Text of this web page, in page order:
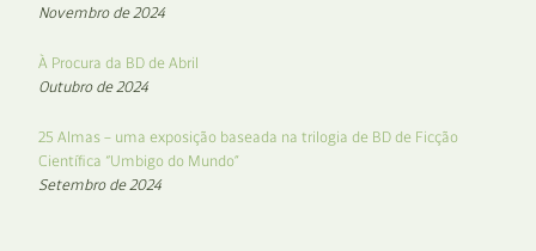
Novembro de 2024
À Procura da BD de Abril
Outubro de 2024
25 Almas – uma exposição baseada na trilogia de BD de Ficção
Científica “Umbigo do Mundo”
Setembro de 2024